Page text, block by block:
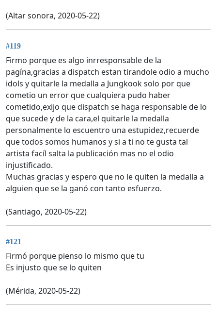
(Altar sonora, 2020-05-22)
#119
Firmo porque es algo inrresponsable de la
pagína,gracias a dispatch estan tirandole odio a mucho
idols y quitarle la medalla a Jungkook solo por que
cometio un error que cualquiera pudo haber
cometido,exijo que dispatch se haga responsable de lo
que sucede y de la cara,el quitarle la medalla
personalmente lo escuentro una estupidez,recuerde
que todos somos humanos y si a ti no te gusta tal
artista facíl salta la publicación mas no el odio
injustificado.
Muchas gracias y espero que no le quiten la medalla a
alguien que se la ganó con tanto esfuerzo.
(Santiago, 2020-05-22)
#121
Firmó porque pienso lo mismo que tu
Es injusto que se lo quiten
(Mérida, 2020-05-22)